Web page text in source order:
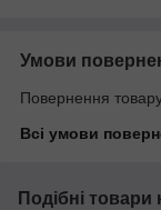
Умови
Повернення
Всі умови
Подібні товари